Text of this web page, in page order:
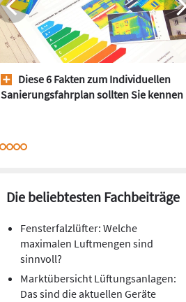
Diese 6 Fakten zum Individuellen
Sanierungsfahrplan sollten Sie kennen
Die beliebtesten Fachbeiträge
Fensterfalzlüfter: Welche
maximalen Luftmengen sind
sinnvoll?
Marktübersicht Lüftungsanlagen:
Das sind die aktuellen Geräte